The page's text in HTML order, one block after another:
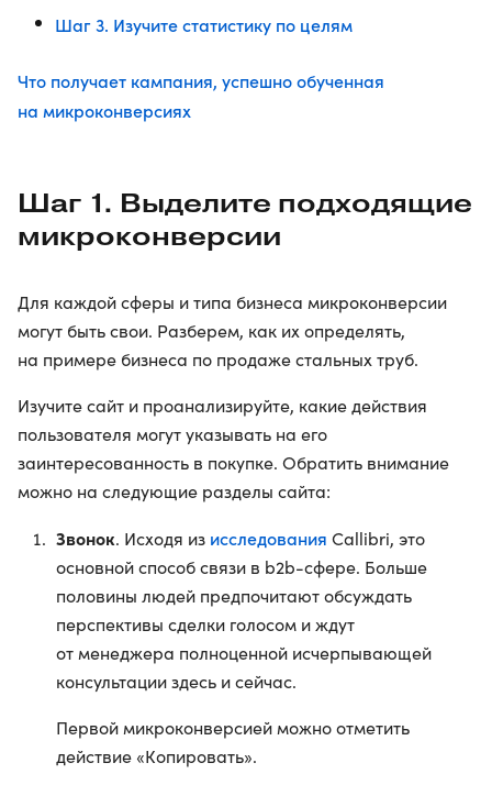
Шаг 3. Изучите статистику по целям
Что получает кампания, успешно обученная
на микроконверсиях
Шаг 1. Выделите подходящие
микроконверсии
Для каждой сферы и типа бизнеса микроконверсии
могут быть свои. Разберем, как их определять,
на примере бизнеса по продаже стальных труб.
Изучите сайт и проанализируйте, какие действия
пользователя могут указывать на его
заинтересованность в покупке. Обратить внимание
можно на следующие разделы сайта:
Звонок. Исходя из исследования Callibri, это
основной способ связи в b2b-сфере. Больше
половины людей предпочитают обсуждать
перспективы сделки голосом и ждут
от менеджера полноценной исчерпывающей
консультации здесь и сейчас.
Первой микроконверсией можно отметить
действие «Копировать».